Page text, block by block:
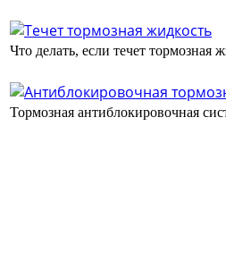
Что делать, если течет тормозная
Тормозная антиблокировочная